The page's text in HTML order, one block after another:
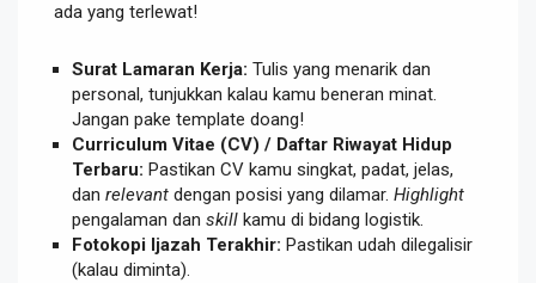
ada yang terlewat!
Surat Lamaran Kerja: Tulis yang menarik dan
personal, tunjukkan kalau kamu beneran minat.
Jangan pake template doang!
Curriculum Vitae (CV) / Daftar Riwayat Hidup
Terbaru: Pastikan CV kamu singkat, padat, jelas,
dan relevant dengan posisi yang dilamar. Highlight
pengalaman dan skill kamu di bidang logistik.
Fotokopi Ijazah Terakhir: Pastikan udah dilegalisir
(kalau diminta).